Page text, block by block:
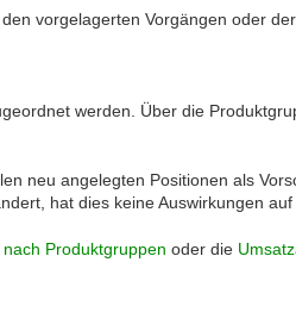
vorgelagerten Vorgängen oder
werden. Über die
neu angelegten Positionen als
hat dies keine Auswirkungen auf
nach Produktgruppen oder die